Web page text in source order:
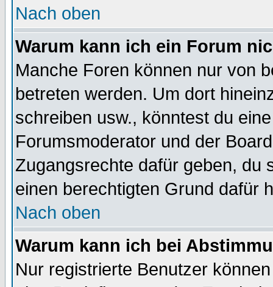
Nach oben
Warum kann ich ein Forum
Manche Foren können nur von
betreten werden. Um dort
schreiben usw., könntest du
Forumsmoderator und der
Zugangsrechte dafür geben, du
einen berechtigten Grund dafür
Nach oben
Warum kann ich bei
Nur registrierte Benutzer